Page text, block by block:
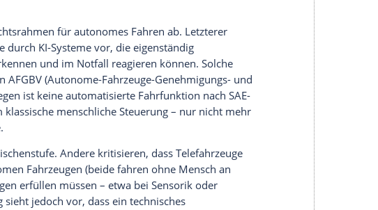
ist der Betrieb nur in genehmigten Bereichen, mit
Auflagen. Die Technik darf nicht versagen – bei
sicher anhalten.
einFahrzeuggleichzeitig steuern. Eine zentrale Leitstelle, die
ist nicht erlaubt. Begründet wird dies mit der
die für jedes einzelneFahrzeugerforderlich ist – bei einem
und Steuerungsqualität sonst nicht gewährleistet.
laufen inDeutschlandmehrere Pilotprojekte